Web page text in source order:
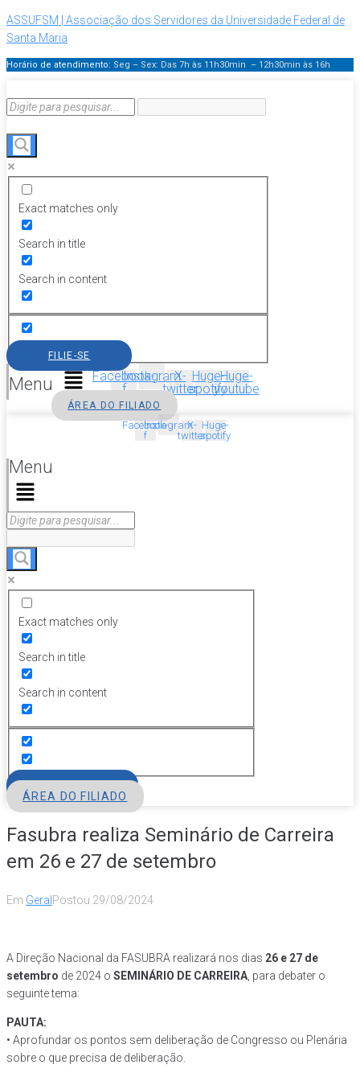
ASSUFSM | Associação dos Servidores da Universidade Federal de
Santa Maria
Horário de atendimento: Seg – Sex: Das 7h às 11h30min – 12h30min às 16h
Exact matches only
Search in title
Search in content
Menu
FILIE-SE
Facebook-
f
InstagramX-
twitter
Huge-
spotify
Huge-
youtube
ÁREA DO FILIADO
Facebook-
f
InstagramX-
twitter
Huge-
spotify
Menu
Exact matches only
Search in title
Search in content
ÁREA DO FILIADO
Fasubra realiza Seminário de Carreira
em 26 e 27 de setembro
Em Geral Postou 29/08/2024
A Direção Nacional da FASUBRA realizará nos dias 26 e 27 de
setembro de 2024 o SEMINÁRIO DE CARREIRA, para debater o
seguinte tema:
PAUTA:
• Aprofundar os pontos sem deliberação de Congresso ou Plenária
sobre o que precisa de deliberação.